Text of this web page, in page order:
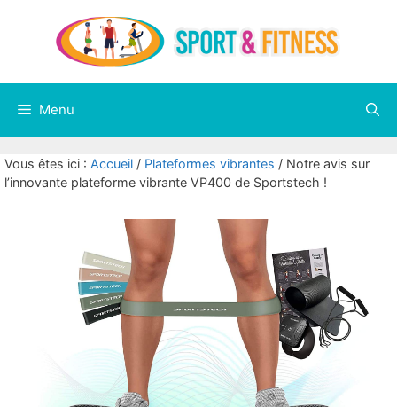
Menu
Vous êtes ici : Accueil / Plateformes vibrantes / Notre avis sur
l’innovante plateforme vibrante VP400 de Sportstech !